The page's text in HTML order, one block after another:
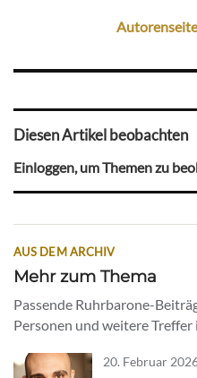
Diesen Artikel beobachten
Einloggen, um Themen zu
AUS DEM ARCHIV
Mehr zum Thema
Passende Ruhrbarone-
Personen und weitere
20. Februar